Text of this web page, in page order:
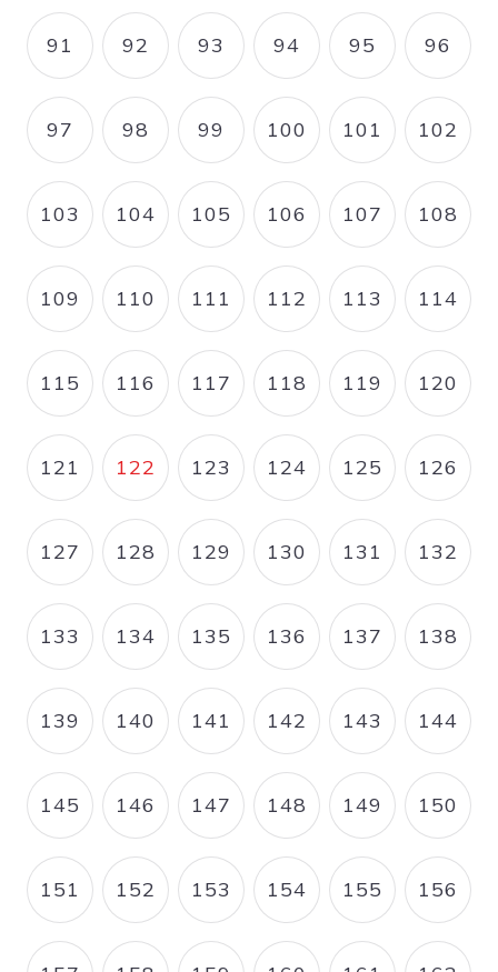
PAGE
91 PAGE
92 PAGE
93 PAGE
94 PAGE
95 PAGE
96
PAGE
97 PAGE
98 PAGE
99 PAGE
100 PAGE
101 PAGE
102
PAGE
103 PAGE
104 PAGE
105 PAGE
106 PAGE
107 PAGE
108
PAGE
109 PAGE
110 PAGE
111 PAGE
112 PAGE
113 PAGE
114
PAGE
115 PAGE
116 PAGE
117 PAGE
118 PAGE
119 PAGE
120
PAGE
121 PAGE COURANTE
122 PAGE
123 PAGE
124 PAGE
125 PAGE
126
PAGE
127 PAGE
128 PAGE
129 PAGE
130 PAGE
131 PAGE
132
PAGE
133 PAGE
134 PAGE
135 PAGE
136 PAGE
137 PAGE
138
PAGE
139 PAGE
140 PAGE
141 PAGE
142 PAGE
143 PAGE
144
PAGE
145 PAGE
146 PAGE
147 PAGE
148 PAGE
149 PAGE
150
PAGE
151 PAGE
152 PAGE
153 PAGE
154 PAGE
155 PAGE
156